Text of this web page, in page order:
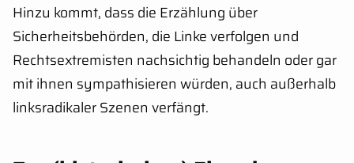
Hinzu kommt, dass die Erzählung über
Sicherheitsbehörden, die Linke verfolgen und
Rechtsextremisten nachsichtig behandeln oder gar
mit ihnen sympathisieren würden, auch außerhalb
linksradikaler Szenen verfängt.